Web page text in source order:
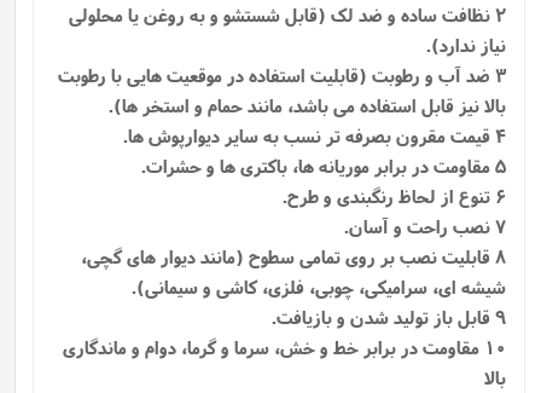
2 نظافت ساده و ضد لک (قابل شستشو و به روغن یا محلولی
نیاز ندارد).
3 ضد آب و رطوبت (قابلیت استفاده در موقعیت هایی با رطوبت
بالا نیز قابل استفاده می باشد، مانند حمام و استخر ها).
4 قیمت مقرون بصرفه تر نسب به سایر دیوارپوش ها.
5 مقاومت در برابر موریانه ها، باکتری ها و حشرات.
6 تنوع از لحاظ رنگبندی و طرح.
7 نصب راحت و آسان.
8 قابلیت نصب بر روی تمامی سطوح (مانند دیوار های گچی،
شیشه ای، سرامیکی، چوبی، فلزی، کاشی و سیمانی).
9 قابل باز تولید شدن و بازیافت.
10 مقاومت در برابر خط و خش، سرما و گرما، دوام و ماندگاری
بالا